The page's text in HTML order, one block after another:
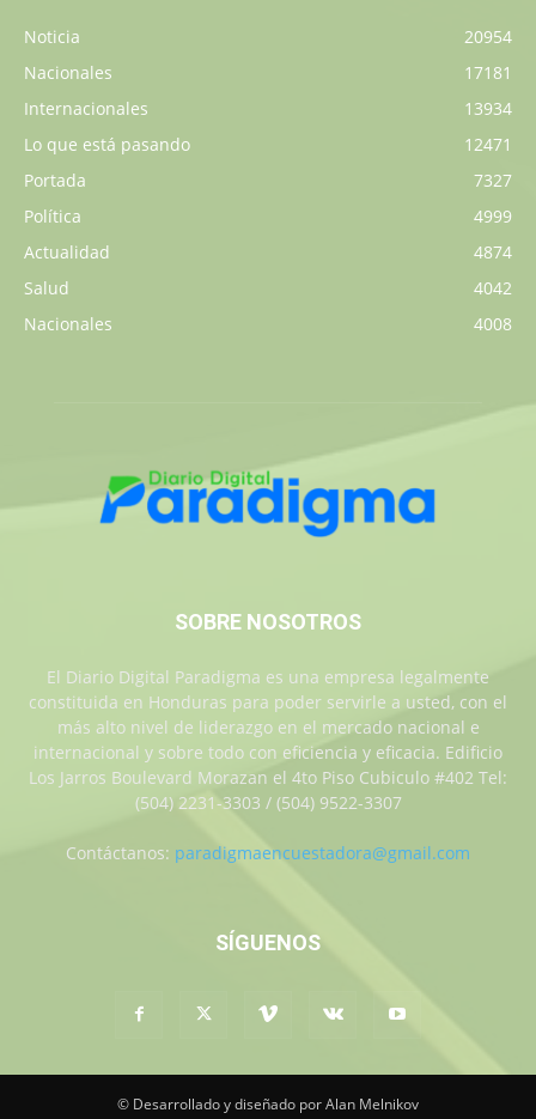
Noticia
20954
Nacionales
17181
Internacionales
13934
Lo que está pasando
12471
Portada
7327
Política
4999
Actualidad
4874
Salud
4042
Nacionales
4008
SOBRE NOSOTROS
El Diario Digital Paradigma es una empresa legalmente
constituida en Honduras para poder servirle a usted, con el
más alto nivel de liderazgo en el mercado nacional e
internacional y sobre todo con eficiencia y eficacia. Edificio
Los Jarros Boulevard Morazan el 4to Piso Cubiculo #402 Tel:
(504) 2231-3303 / (504) 9522-3307
Contáctanos: paradigmaencuestadora@gmail.com
SÍGUENOS
© Desarrollado y diseñado por Alan Melnikov